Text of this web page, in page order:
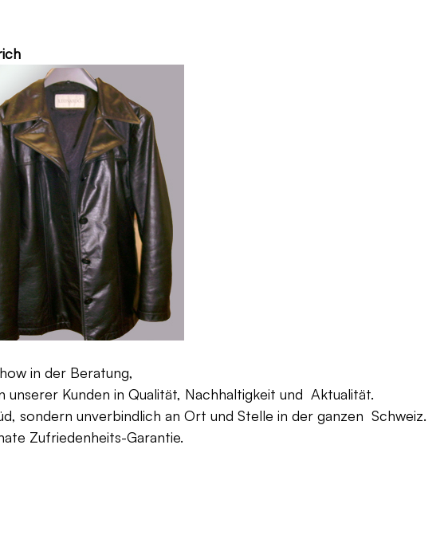
in der Beratung,
Kunden in Qualität, Nachhaltigkeit und Aktualität.
sondern unverbindlich an Ort und Stelle in der ganzen Schweiz.
Zufriedenheits-Garantie.